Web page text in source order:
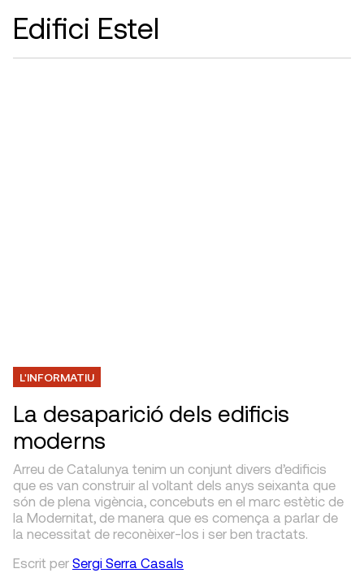
Edifici Estel
L'INFORMATIU
La desaparició dels edificis
moderns
Arreu de Catalunya tenim un conjunt divers d’edificis
que es van construir al voltant dels anys seixanta que
són de plena vigència, concebuts en el marc estètic de
la Modernitat, de manera que es comença a parlar de
la necessitat de reconèixer-los i ser ben tractats.
Escrit per Sergi Serra Casals